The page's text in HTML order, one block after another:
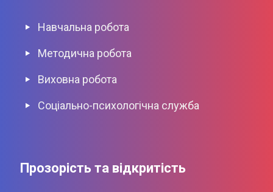
Навчальна робота
Методична робота
Виховна роботa
Соціально-психологічна служба
Прозорість та відкритість